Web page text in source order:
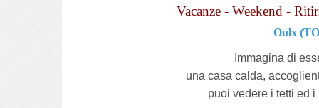
Vacanze - Weekend -
Oulx
Immagina di
una casa calda,
puoi vedere i tetti ed